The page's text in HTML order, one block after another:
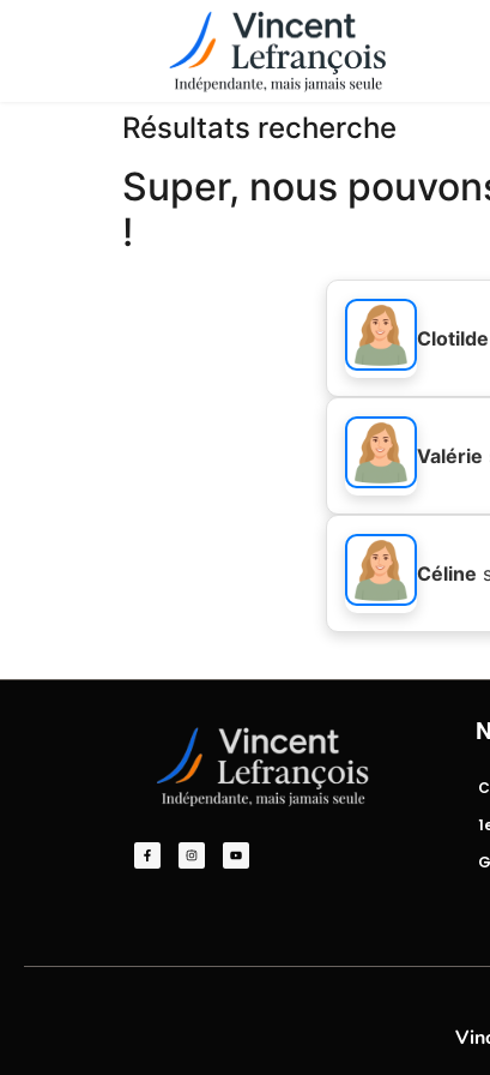
Résultats recherche
Super, nous
!
Clotilde
Valérie
Céline